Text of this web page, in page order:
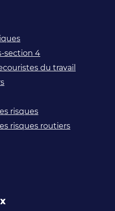
section 4
du travail
risques
risques routiers